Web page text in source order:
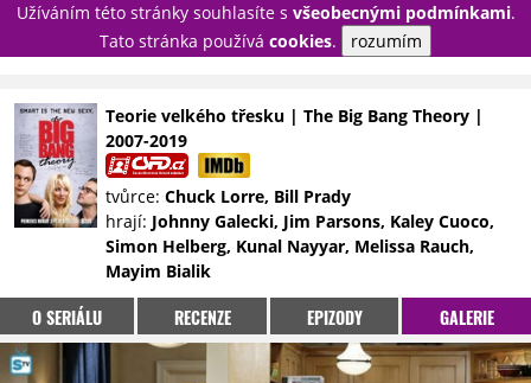
Užíváním této stránky souhlasíte s všeobecnými podmínkami.
Tato stránka používá cookies. rozumím
PŘIHLÁSIT
NOVINKY
TÉMATA
RECENZE
EPIZODY
KULT
TRAILERY
GALERIE
DISKUZE
STATISTIKY
Teorie velkého třesku | The Big Bang Theory |
2007-2019
tvůrce: Chuck Lorre, Bill Prady
hrají: Johnny Galecki, Jim Parsons, Kaley Cuoco,
Simon Helberg, Kunal Nayyar, Melissa Rauch,
Mayim Bialik
O SERIÁLU RECENZE EPIZODY GALERIE